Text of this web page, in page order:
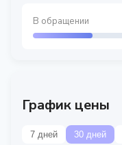
В обращении
График цены
7 дней 30 дней